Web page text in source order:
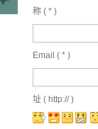
称 ( * )
Email ( * )
址 ( http:// )